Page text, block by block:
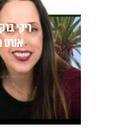
ריקי
אורט